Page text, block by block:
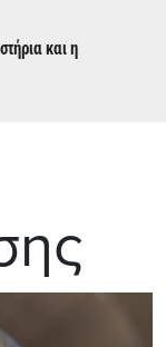
και η